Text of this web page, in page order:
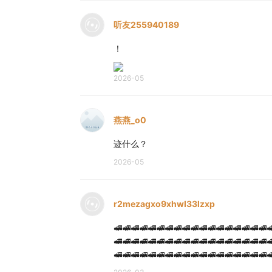
听友255940189
！
2026-05
燕燕_o0
迹什么？
2026-05
r2mezagxo9xhwl33lzxp